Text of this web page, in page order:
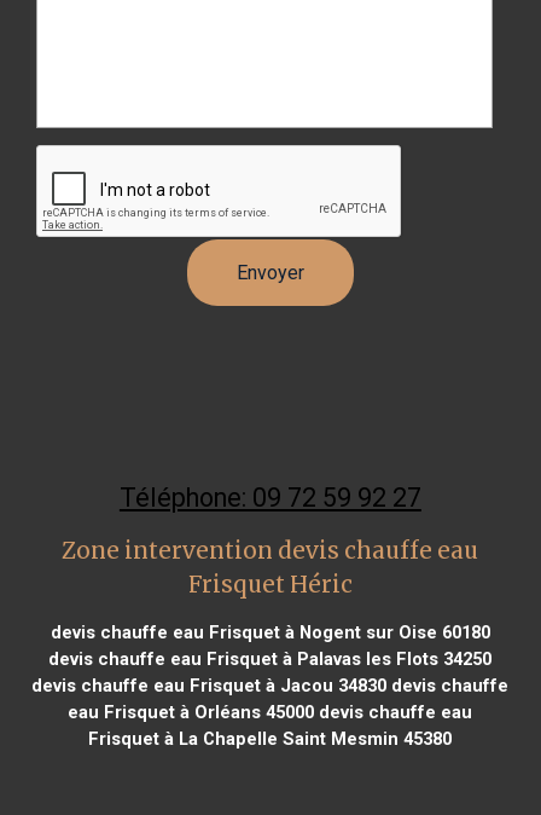
Téléphone: 09 72 59 92 27
Zone intervention devis chauffe eau
Frisquet Héric
devis chauffe eau Frisquet à Nogent sur Oise 60180
devis chauffe eau Frisquet à Palavas les Flots 34250
devis chauffe eau Frisquet à Jacou 34830 devis chauffe
eau Frisquet à Orléans 45000 devis chauffe eau
Frisquet à La Chapelle Saint Mesmin 45380